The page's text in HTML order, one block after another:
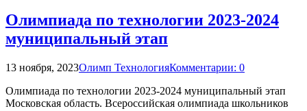
Олимпиада по технологии 2023-2024
муниципальный этап
13 ноября, 2023Олимп ТехнологияКомментарии: 0
Олимпиада по технологии 2023-2024 муниципальный этап
Московская область. Всероссийская олимпиада школьников